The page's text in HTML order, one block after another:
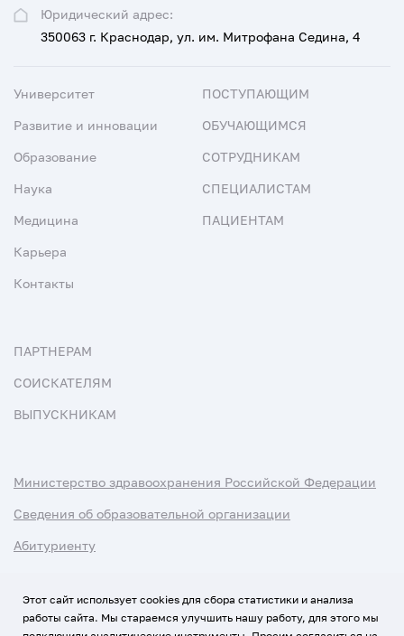
Юридический адрес:
350063 г. Краснодар, ул. им. Митрофана Седина, 4
Университет
Развитие и инновации
Образование
Наука
Медицина
Карьера
Контакты
ПОСТУПАЮЩИМ
ОБУЧАЮЩИМСЯ
СОТРУДНИКАМ
СПЕЦИАЛИСТАМ
ПАЦИЕНТАМ
ПАРТНЕРАМ
СОИСКАТЕЛЯМ
ВЫПУСКНИКАМ
Министерство здравоохранения Российской Федерации
Сведения об образовательной организации
Абитуриенту
Этот сайт использует cookies для сбора статистики и анализа
работы сайта. Мы стараемся улучшить нашу работу, для этого мы